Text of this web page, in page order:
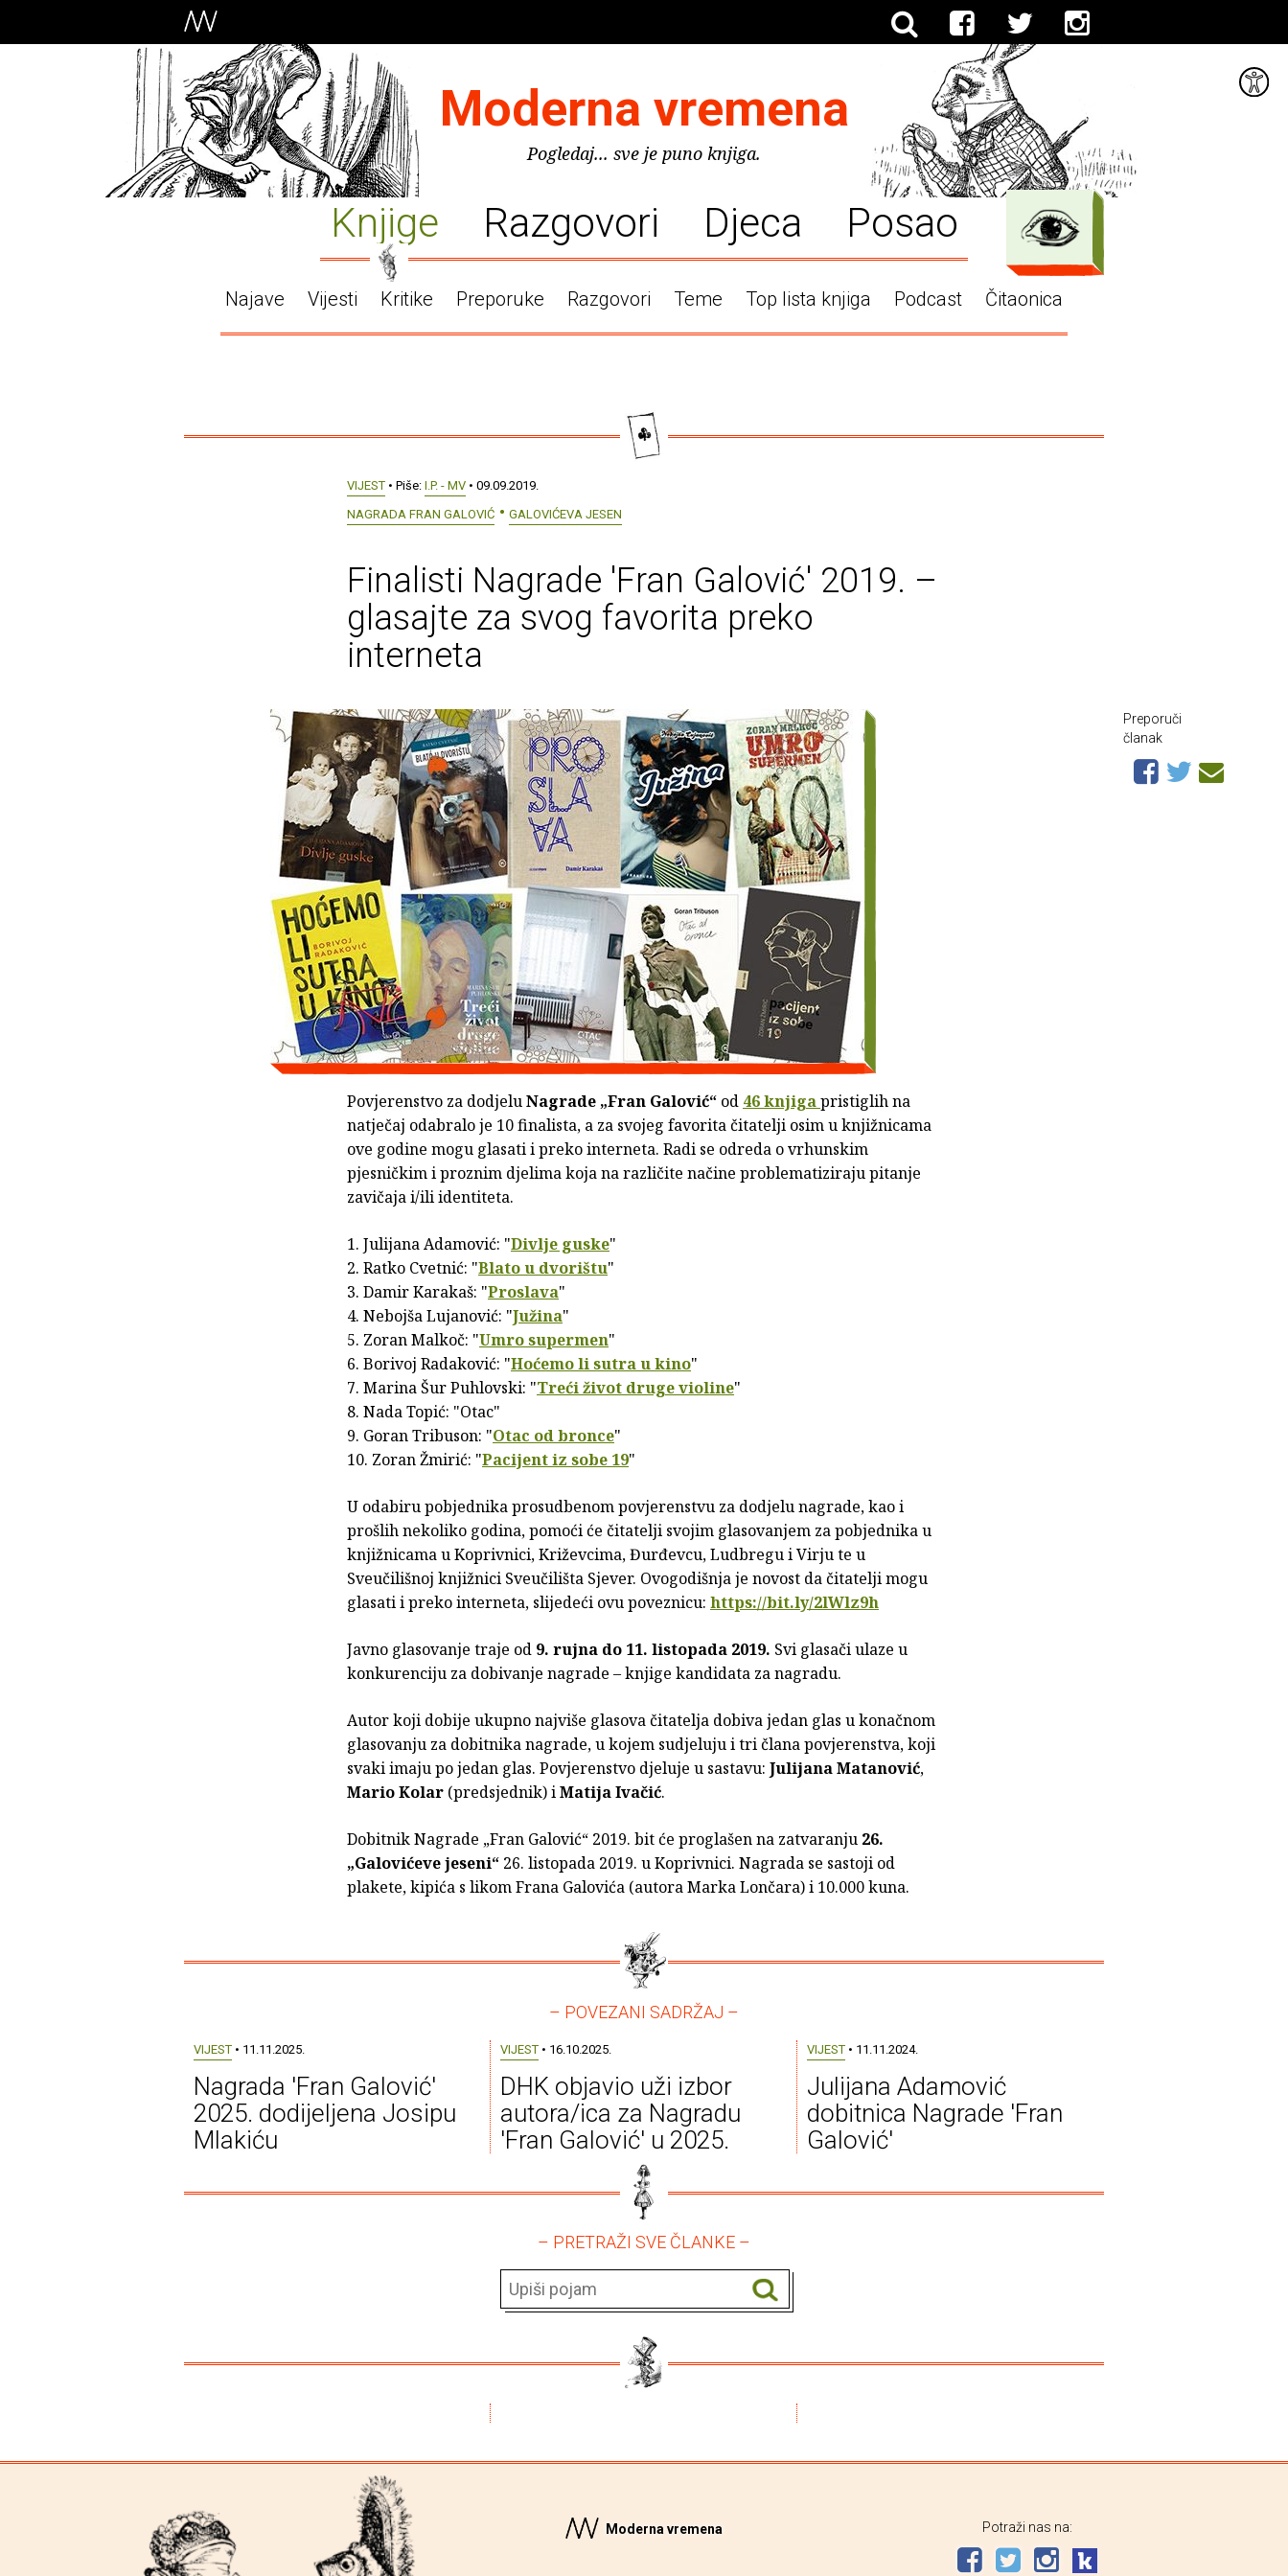
Moderna vremena
Pogledaj... sve je puno knjiga.
Knjige Razgovori Djeca Posao
Najave Vijesti Kritike Preporuke Razgovori Teme Top lista knjiga Podcast Čitaonica
VIJEST • Piše: I.P. - MV • 09.09.2019.
NAGRADA FRAN GALOVIĆ
GALOVIĆEVA JESEN
Finalisti Nagrade 'Fran Galović' 2019. –
glasajte za svog favorita preko
interneta
Povjerenstvo za dodjeluNagrade „Fran Galović“ od 46 knjigapristiglih na
natječaj odabralo je 10 finalista, a za svojeg favorita čitatelji osim u knjižnicama
ove godine mogu glasati i preko interneta. Radi se odreda o vrhunskim
pjesničkim i proznim djelima koja na različite načine problematiziraju pitanje
zavičaja i/ili identiteta.
1. Julijana Adamović: "Divlje guske"
2. Ratko Cvetnić: "Blato u dvorištu"
3. Damir Karakaš: "Proslava"
4. Nebojša Lujanović: "Južina"
5. Zoran Malkoč: "Umro supermen"
6. Borivoj Radaković: "Hoćemo li sutra u kino"
7. Marina Šur Puhlovski: "Treći život druge violine"
8. Nada Topić: "Otac"
9. Goran Tribuson: "Otac od bronce"
10. Zoran Žmirić: "Pacijent iz sobe 19"
U odabiru pobjednika prosudbenom povjerenstvu za dodjelu nagrade, kao i
prošlih nekoliko godina, pomoći će čitatelji svojim glasovanjem za pobjednika u
knjižnicama u Koprivnici, Križevcima, Đurđevcu, Ludbregu i Virju te u
Sveučilišnoj knjižnici Sveučilišta Sjever. Ovogodišnja je novost da čitatelji mogu
glasati i preko interneta, slijedeći ovu poveznicu: https://bit.ly/2lWlz9h
Javno glasovanje traje od 9. rujna do 11. listopada 2019. Svi glasači ulaze u
konkurenciju za dobivanje nagrade – knjige kandidata za nagradu.
Autor koji dobije ukupno najviše glasova čitatelja dobiva jedan glas u konačnom
glasovanju za dobitnika nagrade, u kojem sudjeluju i tri člana povjerenstva, koji
svaki imaju po jedan glas. Povjerenstvo djeluje u sastavu: Julijana Matanović,
Mario Kolar (predsjednik) iMatija Ivačić.
Dobitnik Nagrade „Fran Galović“ 2019. bit će proglašen na zatvaranju 26.
„Galovićeve jeseni“ 26. listopada 2019. u Koprivnici. Nagrada se sastoji od
plakete, kipića s likom Frana Galovića (autora Marka Lončara) i 10.000 kuna.
Preporuči
članak
– POVEZANI SADRŽAJ –
VIJEST• 11.11.2025.
Nagrada 'Fran Galović'
2025. dodijeljena Josipu
Mlakiću
VIJEST• 16.10.2025.
DHK objavio uži izbor
autora/ica za Nagradu
'Fran Galović' u 2025.
VIJEST• 11.11.2024.
Julijana Adamović
dobitnica Nagrade 'Fran
Galović'
– PRETRAŽI SVE ČLANKE –
Moderna vremena Potraži nas na: